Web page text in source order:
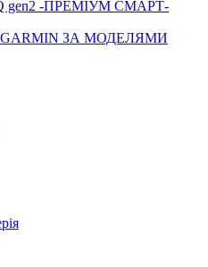
gen2 -ПРЕМІУМ СМАРТ-
ЗА МОДЕЛЯМИ